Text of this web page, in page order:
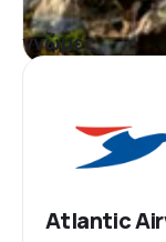
γνώμες
Atlantic